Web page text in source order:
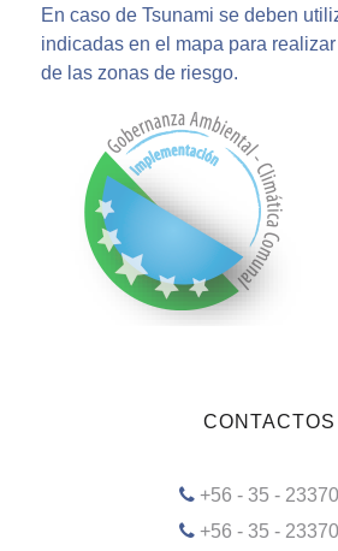
En caso de Tsunami se deben
indicadas en el mapa para
de las zonas de riesgo.
CONTACTOS
+56 - 35 -
+56 - 35 -